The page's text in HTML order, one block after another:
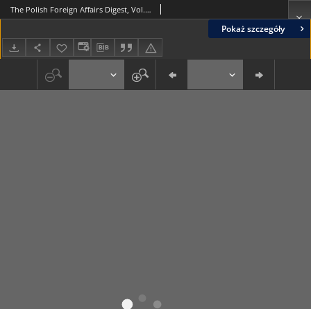
Pokaż szczegóły
The Polish Foreign Affairs Digest, Vol. 5, no. 1 = 14 (2005)